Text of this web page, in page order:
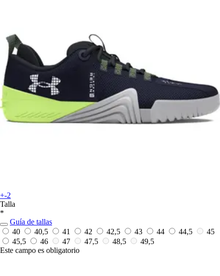
+-2
Talla
*
Guía de tallas
40
40,5 41 42 42,5 43 44 44,5
45
45,5
46 47 47,5 48,5
49,5
Este campo es obligatorio